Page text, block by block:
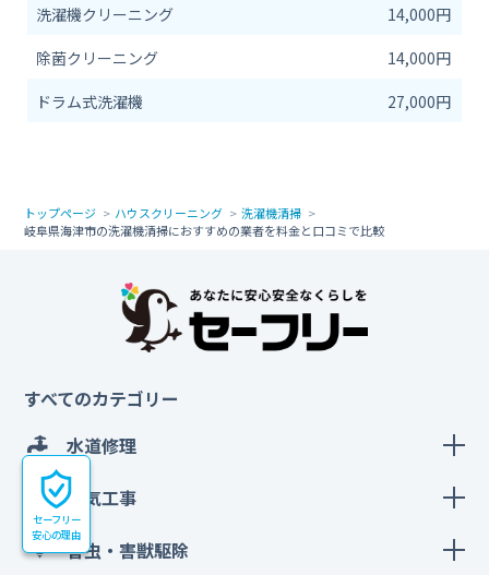
洗濯機クリーニング
14,000円
除菌クリーニング
14,000円
ドラム式洗濯機
27,000円
トップページ ハウスクリーニング
洗濯機清掃
岐阜県海津市の洗濯機清掃におすすめの業者を料金と口コミで比較
セーフリー
安心の理由
すべてのカテゴリー
水道修理
電気工事
害虫・害獣駆除